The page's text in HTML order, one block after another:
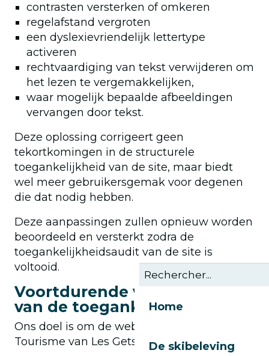
Home
De skibeleving
contrasten versterken of omkeren
regelafstand vergroten
een dyslexievriendelijk lettertype
activeren
rechtvaardiging van tekst verwijderen om
het lezen te vergemakkelijken,
waar mogelijk bepaalde afbeeldingen
vervangen door tekst.
Deze oplossing corrigeert geen
tekortkomingen in de structurele
toegankelijkheid van de site, maar biedt
wel meer gebruikersgemak voor degenen
die dat nodig hebben.
Deze aanpassingen zullen opnieuw worden
beoordeeld en versterkt zodra de
toegankelijkheidsaudit van de site is
voltooid.
Voortdurende verbetering
van de toegankelijkheid
Ons doel is om de website van het Office du
Tourisme van Les Gets :